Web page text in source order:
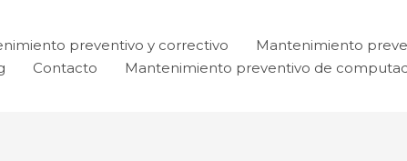
preventivo y correctivo
Mantenimiento
Contacto Mantenimiento preventivo de